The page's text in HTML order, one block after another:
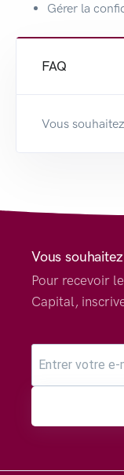
Gérer la
FAQ
Vous
Vous
Pour recevoir
Capital,